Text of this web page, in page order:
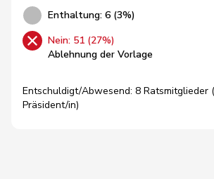
Enthaltung: 6 (3%)
Nein: 51 (27%)
Ablehnung der Vorlage
Entschuldigt/Abwesend: 8 Ratsmitglieder
Präsident/in)